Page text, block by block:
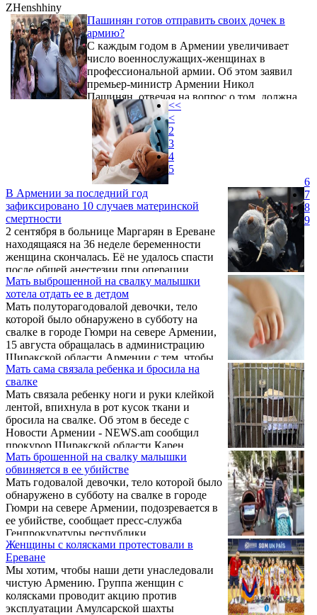
ZHenshhiny
Пашинян готов отправить своих дочек в
армию?
С каждым годом в Армении увеличивает
число военнослужащих-женщинах в
профессиональной армии. Об этом заявил
премьер-министр Армении Никол
Пашинян, отвечая на вопрос о том, должна
ли военная служба быть обязательной для
женщин.
В Армении за последний год
зафиксировано 10 случаев материнской
смертности
2 сентября в больнице Маргарян в Ереване
находящаяся на 36 неделе беременности
женщина скончалась. Её не удалось спасти
после общей анестезии при операции
кесарева сечения.
Мать выброшенной на свалку малышки
хотела отдать ее в детдом
Мать полуторагодовалой девочки, тело
которой было обнаружено в субботу на
свалке в городе Гюмри на севере Армении,
15 августа обращалась в администрацию
Ширакской области Армении с тем, чтобы
отдать ребенка в детдом. Свое желание
женщина мотивировала тем, что у нее нет
мужа, родителей и специальности.
Мать сама связала ребенка и бросила на
свалке
Мать связала ребенку ноги и руки клейкой
лентой, впихнула в рот кусок ткани и
бросила на свалке. Об этом в беседе с
Новости Армении - NEWS.am сообщил
прокурор Ширакской области Карен
Габриелян, раскрывший подробности о
чудовищном случае в Бульварном квартале
Гюмри.
Мать брошенной на свалку малышки
обвиняется в ее убийстве
Мать годовалой девочки, тело которой было
обнаружено в субботу на свалке в городе
Гюмри на севере Армении, подозревается в
ее убийстве, сообщает пресс-служба
Генпрокуратуры республики.
Женщины с колясками протестовали в
Ереване
Мы хотим, чтобы наши дети унаследовали
чистую Армению. Группа женщин с
колясками проводит акцию против
эксплуатации Амулсарской шахты
<<
<
2
3
4
5
6
7
8
9